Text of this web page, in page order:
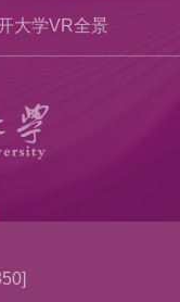
大学VR全景